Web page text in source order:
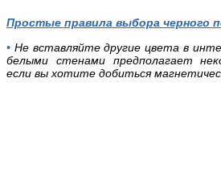
Простые правила выбора черного
• Не вставляйте другие цвета в
белыми стенами предполагает
если вы хотите добиться